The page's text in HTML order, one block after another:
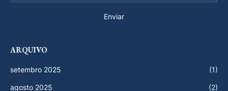
ARQUIVO
setembro 2025 (1)
agosto 2025 (2)